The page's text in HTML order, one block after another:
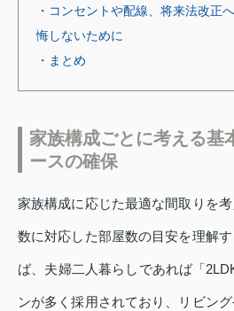
・コンセントや配線、将来法改正
悔しないために
・まとめ
家族構成ごとに考える基
ースの確保
家族構成に応じた最適な間取りを
数に対応した部屋数の目安を理解
ば、夫婦二人暮らしであれば「
ンが多く採用されており、リビン